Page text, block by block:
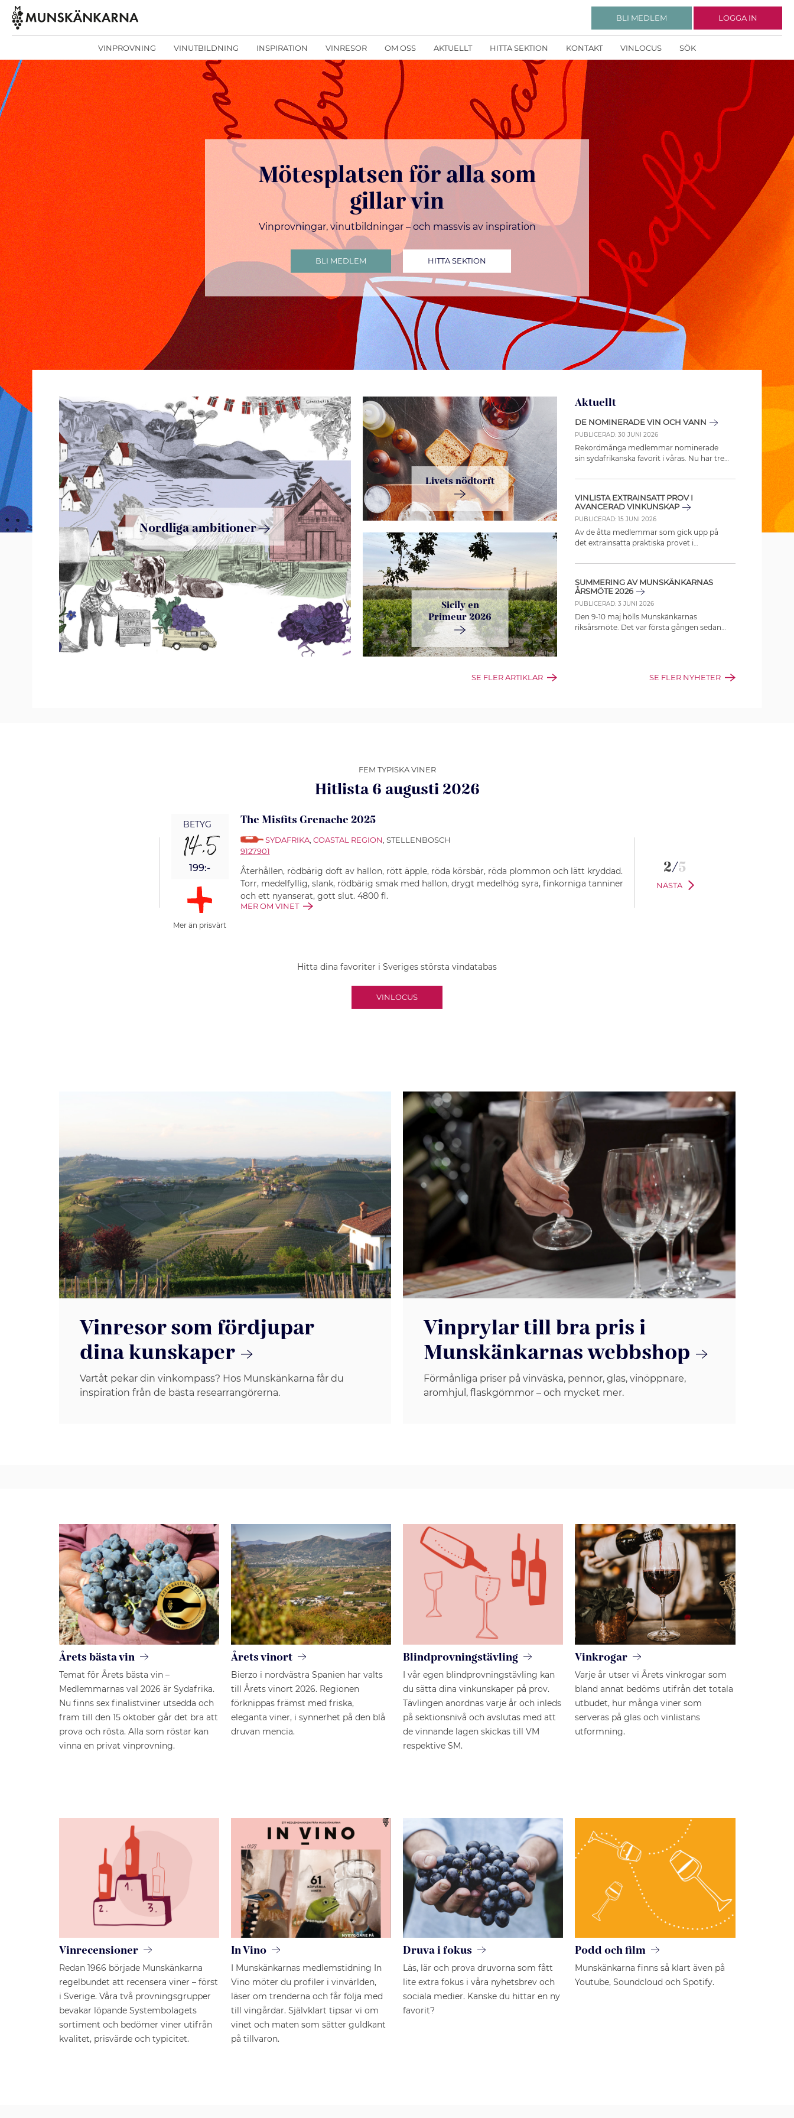
VINPROVNING VINUTBILDNING INSPIRATION VINRESOR OM OSS AKTUELLT HITTA SEKTION KONTAKT VINLOCUS SÖK
BLI MEDLEM LOGGA IN
Mötesplatsen för alla som
gillar vin
Vinprovningar, vinutbildningar – och massvis av inspiration
BLI MEDLEM HITTA SEKTION
Nordliga ambitioner
Livets nödtorft
Sicily en
Primeur 2026
Aktuellt
DE NOMINERADE VIN OCH VANN
PUBLICERAD:30 JUNI 2026
Rekordmånga medlemmar nominerade
sin sydafrikanska favorit i våras. Nu har tre
handla för i Munskänkarnas webbshop
VINLISTA EXTRAINSATT PROV I
AVANCERAD VINKUNSKAP
PUBLICERAD:15 JUNI 2026
Av de åtta medlemmar som gick upp på
det extrainsatta praktiska provet i
godkända. Vinlistan ser du här.
SUMMERING AV MUNSKÄNKARNAS
ÅRSMÖTE 2026
PUBLICERAD:3 JUNI 2026
Den 9-10 maj hölls Munskänkarnas
riksårsmöte. Det var första gången sedan
SE FLER ARTIKLAR SE FLER NYHETER
FEM TYPISKA VINER
Hitlista 6 augusti 2026
BETYG
14,5
199:-
Mer än prisvärt
The Misfits Grenache 2025
SYDAFRIKA, COASTAL REGION , STELLENBOSCH
9127901
Återhållen, rödbärig doft av hallon, rött äpple, röda körsbär, röda plommon och lätt kryddad.
Torr, medelfyllig, slank, rödbärig smak med hallon, drygt medelhög syra, finkorniga tanniner
och ett nyanserat, gott slut. 4800 fl.
MER OM VINET
2/5
NÄSTA
Hitta dina favoriter i Sveriges största vindatabas
VINLOCUS
Vinresor som fördjupar
dina kunskaper
Vartåt pekar din vinkompass? Hos Munskänkarna får du
inspiration från de bästa researrangörerna.
Vinprylar till bra pris i
Munskänkarnas webbshop
Förmånliga priser på vinväska, pennor, glas, vinöppnare,
aromhjul, flaskgömmor – och mycket mer.
Årets bästa vin
Temat för Årets bästa vin –
Medlemmarnas val 2026 är Sydafrika.
Nu finns sex finalistviner utsedda och
fram till den 15 oktober går det bra att
prova och rösta. Alla som röstar kan
vinna en privat vinprovning.
Årets vinort
Bierzo i nordvästra Spanien har valts
till Årets vinort 2026. Regionen
förknippas främst med friska,
eleganta viner, i synnerhet på den blå
druvan mencia.
Blindprovningstävling
I vår egen blindprovningstävling kan
du sätta dina vinkunskaper på prov.
Tävlingen anordnas varje år och inleds
på sektionsnivå och avslutas med att
de vinnande lagen skickas till VM
respektive SM.
Vinkrogar
Varje år utser vi Årets vinkrogar som
bland annat bedöms utifrån det totala
utbudet, hur många viner som
serveras på glas och vinlistans
utformning.
Vinrecensioner
Redan 1966 började Munskänkarna
regelbundet att recensera viner – först
i Sverige. Våra två provningsgrupper
bevakar löpande Systembolagets
sortiment och bedömer viner utifrån
kvalitet, prisvärde och typicitet.
In Vino
I Munskänkarnas medlemstidning In
Vino möter du profiler i vinvärlden,
läser om trenderna och får följa med
till vingårdar. Självklart tipsar vi om
vinet och maten som sätter guldkant
på tillvaron.
Druva i fokus
Läs, lär och prova druvorna som fått
lite extra fokus i våra nyhetsbrev och
sociala medier. Kanske du hittar en ny
favorit?
Podd och film
Munskänkarna finns så klart även på
Youtube, Soundcloud och Spotify.